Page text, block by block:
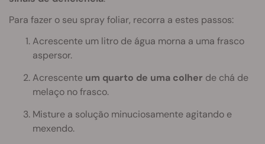
Para fazer o seu spray foliar, recorra a estes passos:
Acrescente um litro de água morna a uma frasco
aspersor.
Acrescente um quarto de uma colher de chá de
melaço no frasco.
Misture a solução minuciosamente agitando e
mexendo.